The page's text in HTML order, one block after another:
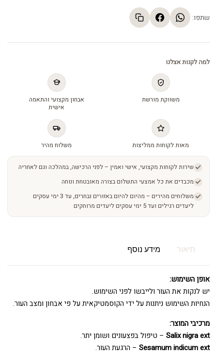
שתפו:
למה לקנות אצלנו
משווקת מורשת
אבחון מקצועי והתאמה
אישית
מאות לקוחות ממליצות משלוח מהיר
שירות לקוחות מקצועי, אישי ואמין – לפני הרכישה, במהלכה וגם לאחריה
מכבדים את כל אמצעי התשלום בצורה מאובטחת ונוחה
משלוחים מהירים – מהיום להיום באזורים נבחרים, עד 3 ימי עסקים
ליעדים רגילים ועד 5 ימי עסקים ליעדים מרוחקים
תיאור מידע נוסף
אופן השימוש:
יש לנקות את העור ולייבשו לפני השימוש.
הנחיות השימוש ניתנות על ידי הקוסמטיקאית על פי אבחון ומצב העור.
מרכיבי המוצר:
Salix nigra ext – טיפול בפצעונים ושומן יתר.
Sesamum indicum ext – הרגעת העור.